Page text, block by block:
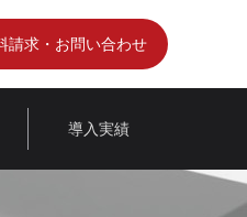
請求・お問い合わせ
導入実績